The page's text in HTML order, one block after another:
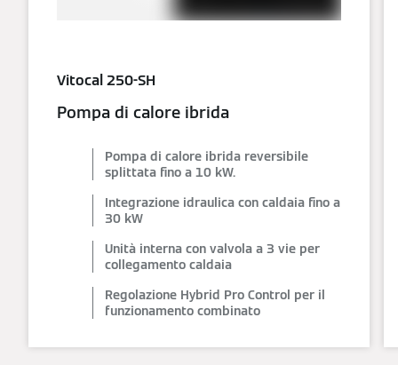
Vitocal 250-SH
Pompa di calore ibrida
Pompa di calore ibrida reversibile
splittata fino a 10 kW.
Integrazione idraulica con caldaia fino a
30 kW
Unità interna con valvola a 3 vie per
collegamento caldaia
Regolazione Hybrid Pro Control per il
funzionamento combinato